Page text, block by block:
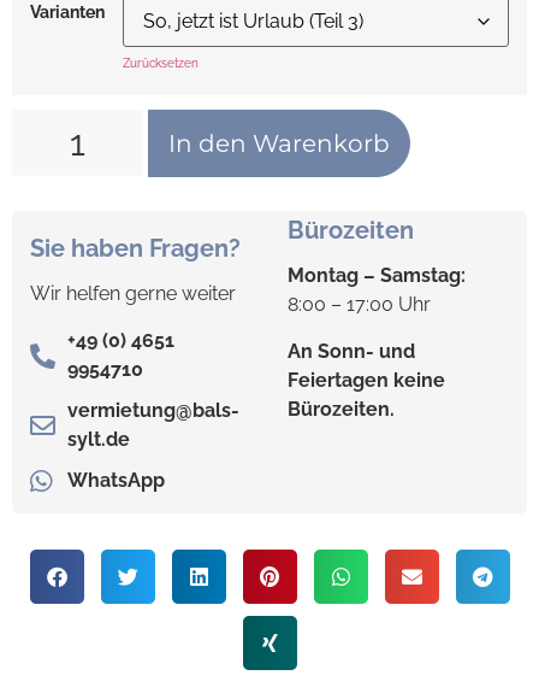
Varianten
Zurücksetzen
In den Warenkorb
Sie haben Fragen?
Wir helfen gerne weiter
+49 (0) 4651
9954710
vermietung@bals-
sylt.de
WhatsApp
Bürozeiten
Montag – Samstag:
8:00 – 17:00 Uhr
An Sonn- und
Feiertagen keine
Bürozeiten.